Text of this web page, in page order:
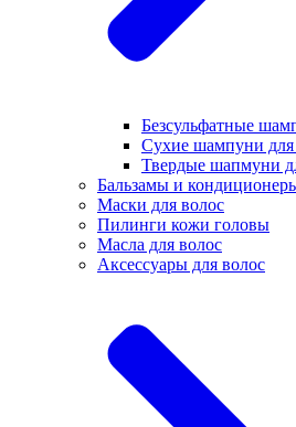
Безсульфатные
Сухие шампуни для
Твердые шапмуни
Бальзамы и
Маски для волос
Пилинги кожи головы
Масла для волос
Аксессуары для волос